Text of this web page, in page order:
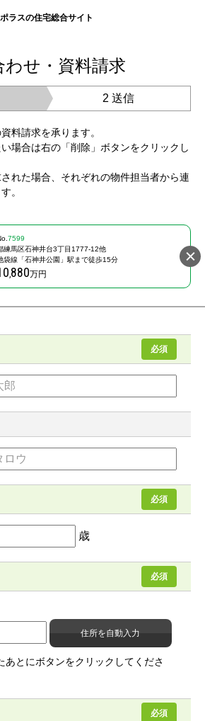
ポラスの住宅総合サイト
せ・資料請求
2 送信
料請求を承ります。
場合は右の「削除」ボタンをクリックし
れた場合、それぞれの物件担当者から連
。
7599
練馬区石神井台3丁目1777-12他
袋線「石神井公園」駅まで徒歩15分
,880万円
必須
必須
歳
必須
あとにボタンをクリックしてくださ
必須